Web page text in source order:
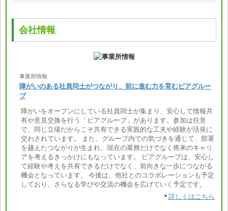
会社情報
事業所情報
障がいのある社員同士がつながり、前に進む力を育むピアグルー
プ
障がいをオープンにしている社員同士が集まり、安心して情報共
有や意見交換を行う「ピアグループ」があります。参加は任意
で、同じ立場だからこそ共有できる実践的な工夫や経験が活発に
交わされています。 また、グループ内での気づきを通じて、部署
を越えたつながりが生まれ、現在の業務だけでなく将来のキャリ
アを考えるきっかけにもなっています。 ピアグループは、安心し
て経験や考えを共有できるだけでなく、前向きな一歩につながる
機会となっています。 今後は、他社とのコラボレーションも予定
しており、さらなる学びや交流の機会を広げていく予定です。
詳しくはこちら